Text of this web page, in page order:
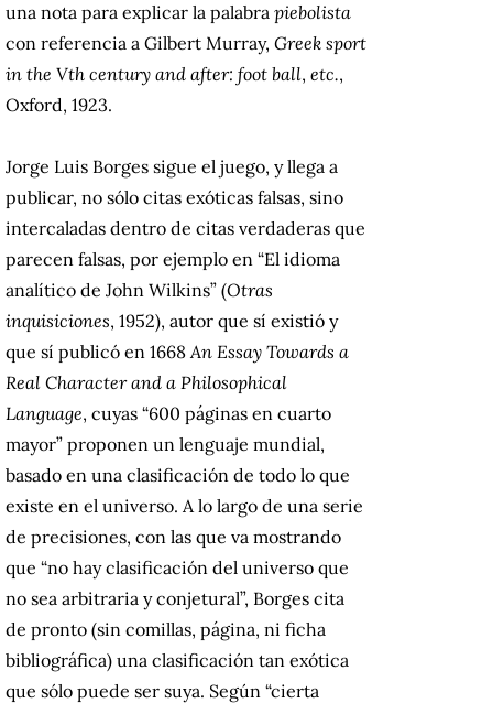
una nota para explicar la palabra piebolista
con referencia a Gilbert Murray, Greek sport
in the Vth century and after: foot ball, etc.,
Oxford, 1923.
Jorge Luis Borges sigue el juego, y llega a
publicar, no sólo citas exóticas falsas, sino
intercaladas dentro de citas verdaderas que
parecen falsas, por ejemplo en “El idioma
analítico de John Wilkins” (Otras
inquisiciones, 1952), autor que sí existió y
que sí publicó en 1668An Essay Towards a
Real Character and a Philosophical
Language, cuyas “600 páginas en cuarto
mayor” proponen un lenguaje mundial,
basado en una clasificación de todo lo que
existe en el universo. A lo largo de una serie
de precisiones, con las que va mostrando
que “no hay clasificación del universo que
no sea arbitraria y conjetural”, Borges cita
de pronto (sin comillas, página, ni ficha
bibliográfica) una clasificación tan exótica
que sólo puede ser suya. Según “cierta